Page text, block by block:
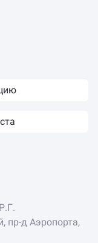
пр-д Аэропорта,